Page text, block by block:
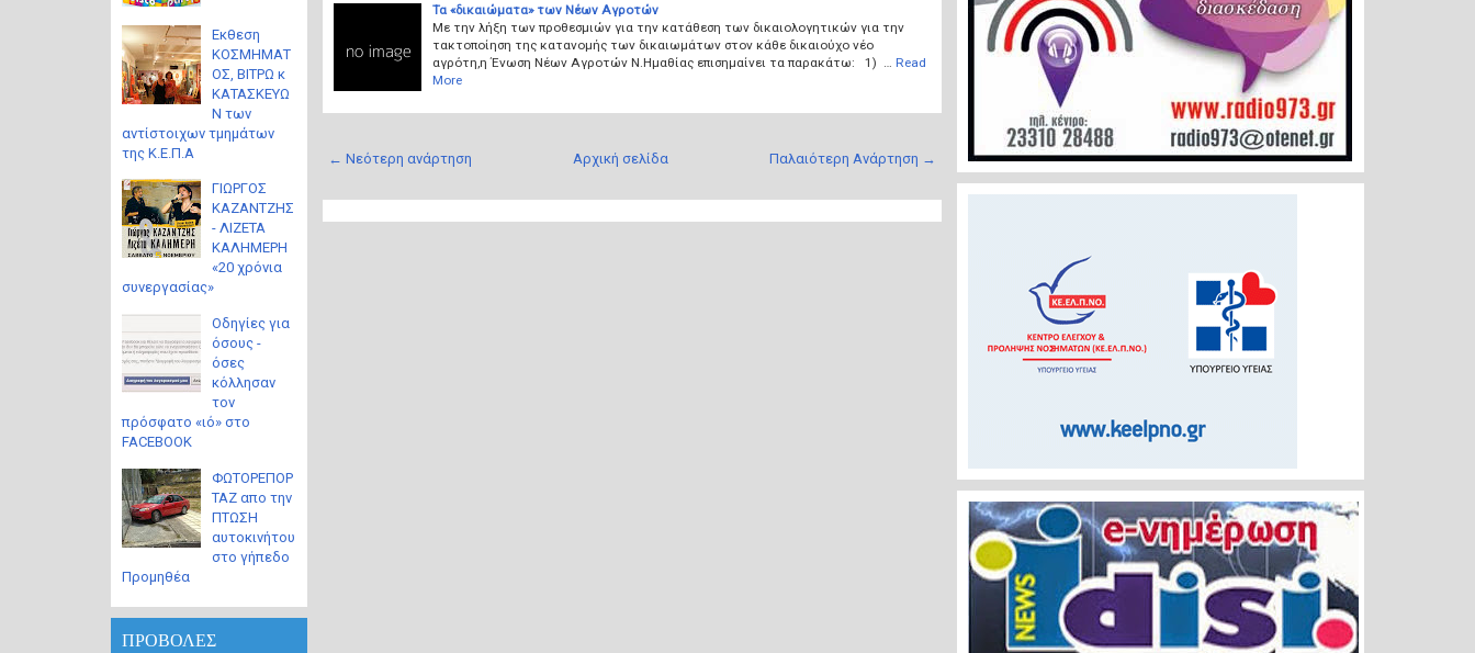
Τα «δικαιώματα» των Νέων Αγροτών
Με την λήξη των προθεσμιών για την κατάθεση των δικαιολογητικών για την
τακτοποίηση της κατανομής των δικαιωμάτων στον κάθε δικαιούχο νέο
αγρότη,η Ένωση Νέων Αγροτών Ν.Ημαθίας επισημαίνει τα παρακάτω: 1) …
Read
More
← Νεότερη ανάρτηση Παλαιότερη Ανάρτηση →
Αρχική σελίδα
Eκθεση
ΚΟΣΜΗΜΑΤ
ΟΣ, ΒΙΤΡΩ κ
ΚΑΤΑΣΚΕΥΩ
Ν των
αντίστοιχων τμημάτων
της Κ.Ε.Π.Α
ΓΙΩΡΓΟΣ
ΚΑΖΑΝΤΖΗΣ
- ΛΙΖΕΤΑ
ΚΑΛΗΜΕΡΗ
«20 χρόνια
συνεργασίας»
Οδηγίες για
όσους -
όσες
κόλλησαν
τον
πρόσφατο «ιό» στο
FACEBOOK
ΦΩΤΟΡΕΠΟΡ
ΤΑΖ απο την
ΠΤΩΣΗ
αυτοκινήτου
στο γήπεδο
Προμηθέα
ΠΡΟΒΟΛΕΣ